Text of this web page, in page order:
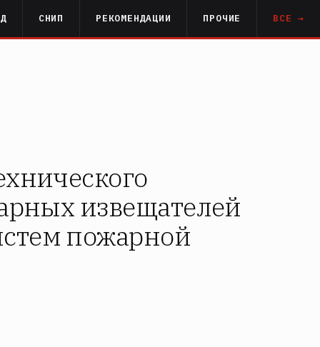
СНИП РЕКОМЕНДАЦИИ ПРОЧИЕ ВСЕ →
извещателей
пожарной